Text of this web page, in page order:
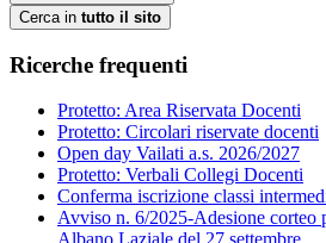
Cerca in tutto il sito
Ricerche frequenti
Protetto: Area Riservata Docenti
Protetto: Circolari riservate docenti
Open day Vailati a.s. 2026/2027
Protetto: Verbali Collegi Docenti
Conferma iscrizione classi
Avviso n. 6/2025-Adesione corteo